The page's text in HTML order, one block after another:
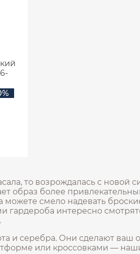
то возрождалась с новой
образ более
смело надевать
интересно
и серебра. Они сделают
или кроссовками —